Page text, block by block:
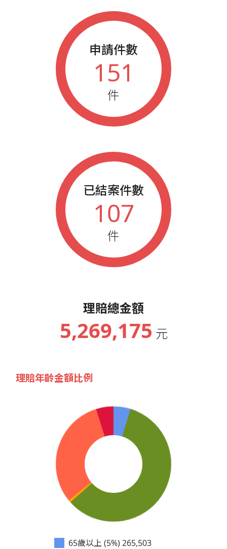
申請件數
151
件
已結案件數
107
件
理賠總金額
5,269,175 元
理賠年齡金額比例
65歲以上 (5%) 265,503